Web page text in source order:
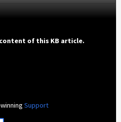
of this KB article.
Support